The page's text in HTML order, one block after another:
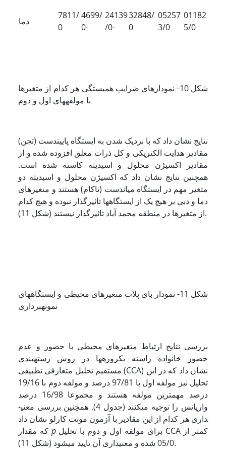
دما
7811/
0
4699/
0-
24139
/0-
32848/
0
05257
3/0
01182
5/0
شکل 10- نمودارهای ضرایب همبستگی هر کدام از متغیرها
با مولفه­های اول و دوم
نتایج نشان داد که با نزدیک شدن به ایستگاه پایین­دست (تجن)
مقادیر هدایت الکتریکی و کل ذرات معلق افزوده شده و از
مقادیر اکسیژن محلول و اسیدیته کاسته شده است.
همچنین نتایج نشان داد که اکسیژن محلول و اسیدیته دو
متغیر مهم در ایستگاه میان­دست (تاکام) هستند و متغیرهای
دما و دبی بر هیچ­ یک از ایستگاه­ها تاثیرگذار نبوده و هیچ کدام
از متغیرها در منطقه محمد آباد تاثیرگذار نیستند (شکل 11).
شکل 11- نمودار بای پلات متغیرهای محیطی و ایستگاه­های
نمونه­برداری
بررسی نتایج ارتباط متغیرهای محیطی با حضور و عدم
حضور خانواده راسته یک­روزه­ها در روش رسته­بندی
مستقیم تحلیل متعارفی تطبیقی (CCA) نشان داد که در این
تحلیل نیز مولفه اول با 97/81 درصد و مولفه دوم با 19/16
درصد مهم­ترین مولفه هستند و مجموعا 16/98 درصد
واریانس را توجیه می­کنند (جدول 4). همچنین بررسی معنی­
داری هر کدام از این مقادیر با آزمون مونت کارلو نشان داد
که مقدار pبرای مولفه اول و دوم با تحلیل CCA کمتر از
05/0 شده و معنی­داری آن تایید می­شود (شکل 11).